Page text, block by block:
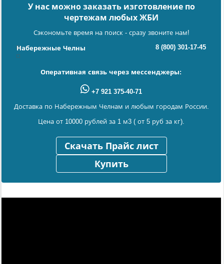
У нас можно заказать изготовление по
чертежам любых ЖБИ
Сэкономьте время на поиск - сразу звоните нам!
Набережные Челны 8 (800) 301-17-45
Оперативная связь через мессенджеры:
+7 921 375-40-71
Доставка по Набережным Челнам и любым городам России.
Цена от 10000 рублей за 1 м3 ( от 5 руб за кг).
Скачать Прайс лист
Купить